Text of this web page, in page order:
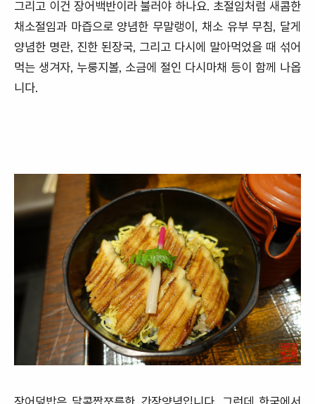
그리고 이건 장어백반이라 불러야 하나요. 초절임처럼 새콤한
채소절임과 마즙으로 양념한 무말랭이, 채소 유부 무침, 달게
양념한 명란, 진한 된장국, 그리고 다시에 말아먹었을 때 섞어
먹는 생겨자, 누룽지볼, 소금에 절인 다시마채 등이 함께 나옵
니다.